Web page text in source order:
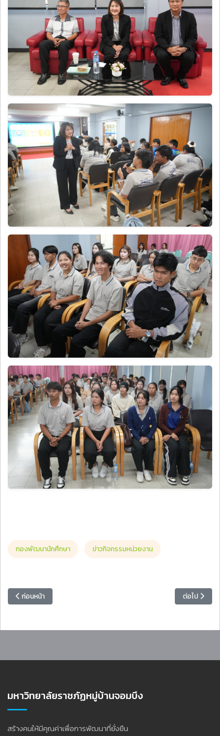
กองพัฒนานักศึกษา ข่าวกิจกรรมหน่วยงาน
เนื้อหาก่อนหน้า: โรงเรียนสาธิตแห่งมหาวิทยาลัยราชภัฏหมู่บ้านจอมบึง ร่
ก่อนหน้า เนื้อหาถัดไ
ต่อไป
มหาวิทยาลัยราชภัฏหมู่บ้านจอมบึง
สร้างคนให้มีคุณค่าเพื่อการพัฒนาที่ยั่งยืน